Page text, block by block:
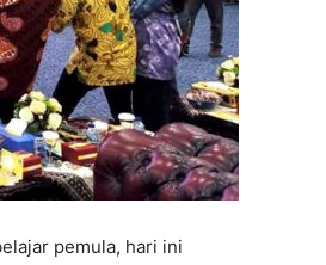
pemula, hari ini